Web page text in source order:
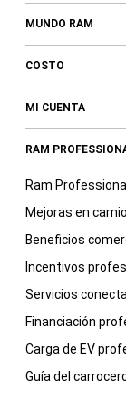
MUNDO RAM
COSTO
MI CUENTA
RAM
Ram
Mejoras en
Beneficios
Incentivos
Servicios
Financiación
Carga de EV
Guía del